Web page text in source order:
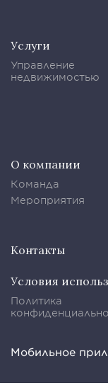
Услуги
Управление
недвижимостью
О компании
Команда
Мероприятия
Контакты
Условия
Политика
Мобильное